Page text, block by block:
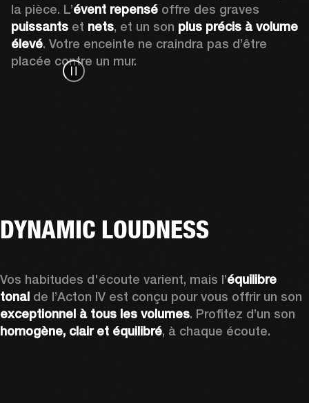
la pièce. L’évent repensé
puissants et nets, et un son plus précis à volume
élevé. Votre enceinte ne craindra pas d’être
placée contre un mur.
DYNAMIC LOUDNESS
Vos habitudes d'écoute varient, mais l’équilibre
tonal
exceptionnel à tous les volumes
homogène, clair et équilibré, à chaque écoute.